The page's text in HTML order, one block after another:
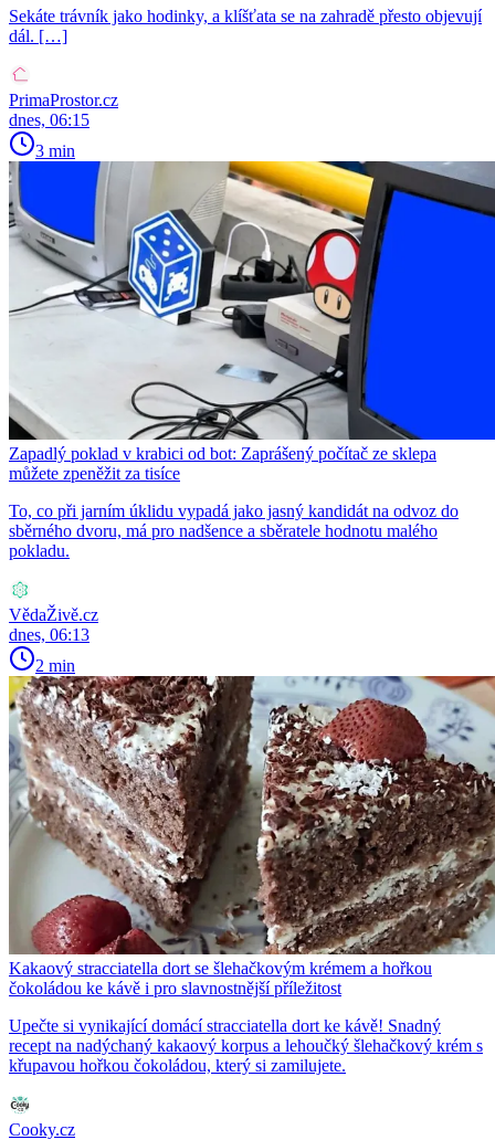
Sekáte trávník jako hodinky, a klíšťata se na zahradě přesto objevují
dál. […]
PrimaProstor.cz
dnes, 06:15
3 min
Zapadlý poklad v krabici od bot: Zaprášený počítač ze sklepa
můžete zpeněžit za tisíce
To, co při jarním úklidu vypadá jako jasný kandidát na odvoz do
sběrného dvoru, má pro nadšence a sběratele hodnotu malého
pokladu.
VědaŽivě.cz
dnes, 06:13
2 min
Kakaový stracciatella dort se šlehačkovým krémem a hořkou
čokoládou ke kávě i pro slavnostnější příležitost
Upečte si vynikající domácí stracciatella dort ke kávě! Snadný
recept na nadýchaný kakaový korpus a lehoučký šlehačkový krém s
křupavou hořkou čokoládou, který si zamilujete.
Cooky.cz